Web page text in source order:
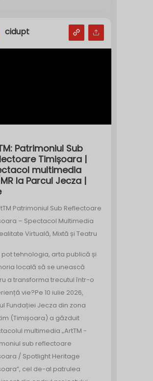
cidupt
Patrimoniul Sub
Timișoara |
multimedia
la Parcul Jecza |
Patrimoniul Sub Reflectoare
– Spectacol Multimedia
Virtuală, Mixtă și Teatru
pot tehnologia, arta publică și
locală să se unească
a transforma trecutul într-o
vie?Pe 10 iulie 2026,
Fundației Jecza din zona
(Timișoara) a găzduit
multimedia „ArtTM -
sub reflectoare
/ Spotlight Heritage
cel de-al patrulea